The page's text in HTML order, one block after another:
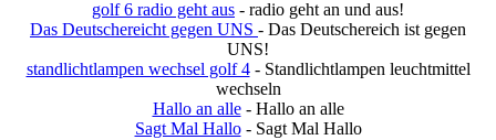
golf 6 radio geht aus - radio geht an und aus!
Das Deutschereicht gegen UNS - Das Deutschereich ist gegen
UNS!
standlichtlampen wechsel golf 4- Standlichtlampen leuchtmittel
wechseln
Hallo an alle- Hallo an alle
Sagt Mal Hallo- Sagt Mal Hallo